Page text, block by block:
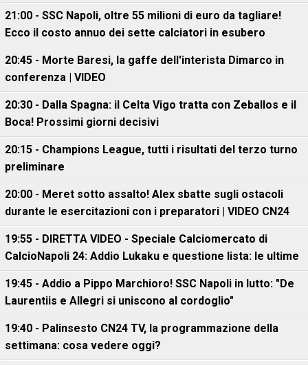
21:00 - SSC Napoli, oltre 55 milioni di euro da tagliare!
Ecco il costo annuo dei sette calciatori in esubero
20:45 - Morte Baresi, la gaffe dell'interista Dimarco in
conferenza | VIDEO
20:30 - Dalla Spagna: il Celta Vigo tratta con Zeballos e il
Boca! Prossimi giorni decisivi
20:15 - Champions League, tutti i risultati del terzo turno
preliminare
20:00 - Meret sotto assalto! Alex sbatte sugli ostacoli
durante le esercitazioni con i preparatori | VIDEO CN24
19:55 - DIRETTA VIDEO - Speciale Calciomercato di
CalcioNapoli 24: Addio Lukaku e questione lista: le ultime
19:45 - Addio a Pippo Marchioro! SSC Napoli in lutto: "De
Laurentiis e Allegri si uniscono al cordoglio"
19:40 - Palinsesto CN24 TV, la programmazione della
settimana: cosa vedere oggi?